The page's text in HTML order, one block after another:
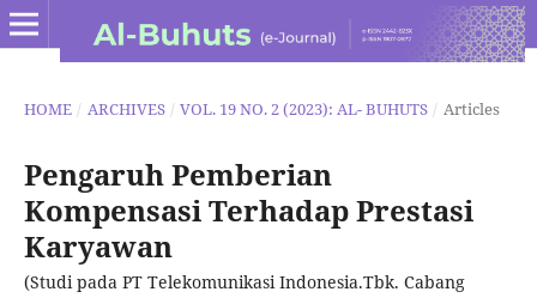
HOME / ARCHIVES / VOL. 19 NO. 2 (2023): AL- BUHUTS / Articles
Pengaruh Pemberian
Kompensasi Terhadap Prestasi
Karyawan
(Studi pada PT Telekomunikasi Indonesia.Tbk. Cabang